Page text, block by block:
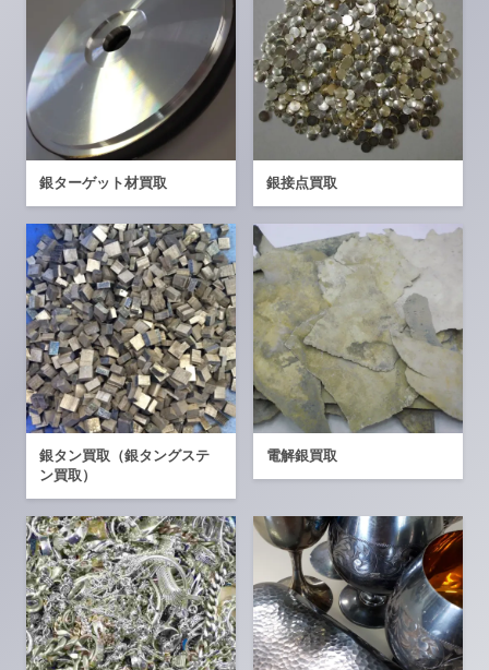
銀ターゲット材買取 銀接点買取
銀タン買取（銀タングステ
ン買取）
電解銀買取